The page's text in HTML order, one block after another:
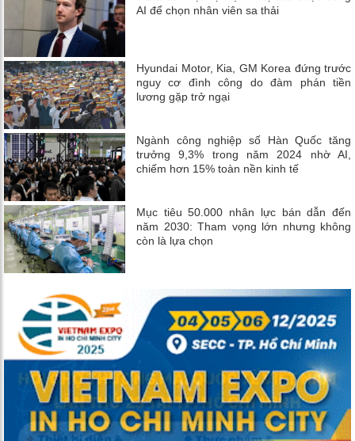
AI để chọn nhân viên sa thải
Hyundai Motor, Kia, GM Korea đứng trước
nguy cơ đình công do đàm phán tiền
lương gặp trở ngại
Ngành công nghiệp số Hàn Quốc tăng
trưởng 9,3% trong năm 2024 nhờ AI,
chiếm hơn 15% toàn nền kinh tế
Mục tiêu 50.000 nhân lực bán dẫn đến
năm 2030: Tham vọng lớn nhưng không
còn là lựa chọn